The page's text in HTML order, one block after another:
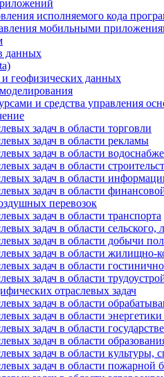
исполняемого кода
мобильными
данных
и геофизических данных
и средства управления
задач в области торговли
задач в области рекламы
задач в области
задач в области
задач в области
задач в области
перевозок
задач в области транспорта
задач в области сельского,
задач в области добычи
задач в области жилищно-
задач в области
задач в области
отраслевых задач
задач в области
задач в области
задач в области
задач в области
задач в области культуры,
задач в области пожарной